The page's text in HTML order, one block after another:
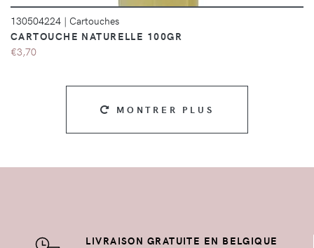
130504224 | Cartouches
CARTOUCHE NATURELLE 100GR
€3,70
MONTRER PLUS
LIVRAISON GRATUITE EN BELGIQUE